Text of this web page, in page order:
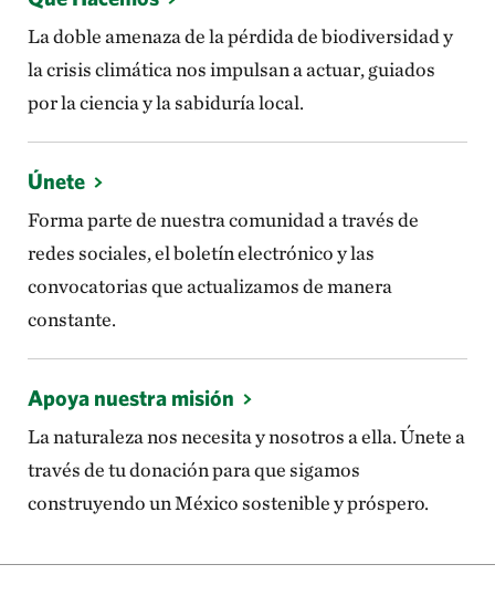
La doble amenaza de la pérdida de biodiversidad y
la crisis climática nos impulsan a actuar, guiados
por la ciencia y la sabiduría local.
Únete
Forma parte de nuestra comunidad a través de
redes sociales, el boletín electrónico y las
convocatorias que actualizamos de manera
constante.
Apoya nuestra misión
La naturaleza nos necesita y nosotros a ella. Únete a
través de tu donación para que sigamos
construyendo un México sostenible y próspero.